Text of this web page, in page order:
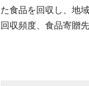
た食品を回収し、地
回収頻度、食品寄贈